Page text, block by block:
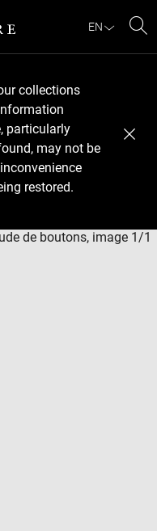
EN
collections
particularly
may not be
restored.